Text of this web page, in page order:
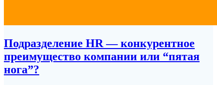
Подразделение HR — конкурентное
преимущество компании или “пятая
нога”?